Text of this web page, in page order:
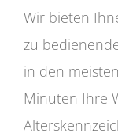
Wir bieten
zu
in den
Minuten Ihre